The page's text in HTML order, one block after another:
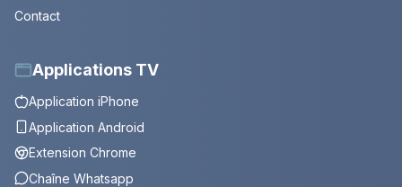
Contact
Applications TV
Application iPhone
Application Android
Extension Chrome
Chaîne Whatsapp